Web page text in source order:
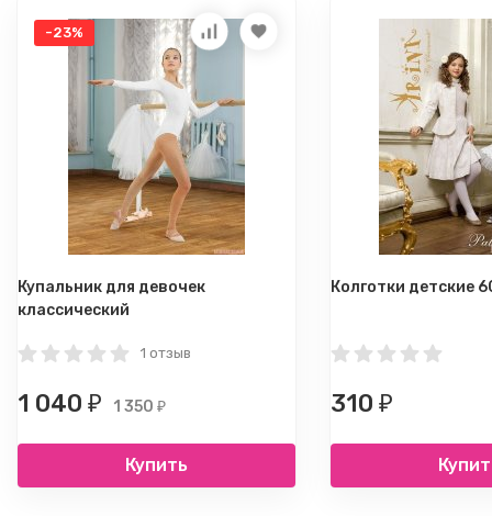
-23%
Купальник для девочек
классический
1 отзыв
1 040 ₽ 1 350 ₽
Купить
Колготки детские
310 ₽